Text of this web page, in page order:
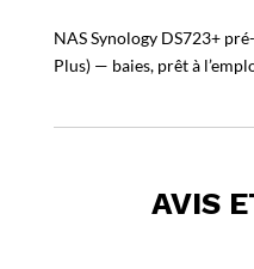
NAS Synology DS723+
Plus) — baies, prêt à
AVIS